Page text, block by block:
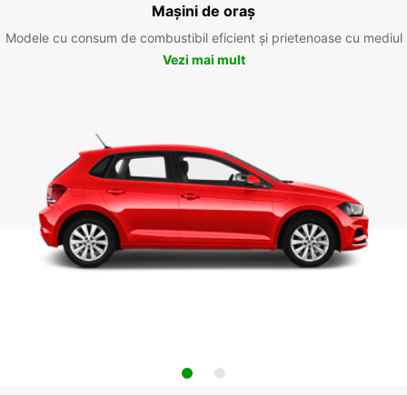
Mașini de oraș
Modele cu consum de combustibil eficient și prietenoase cu mediul
Vezi mai mult